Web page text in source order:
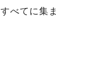
べてに集ま